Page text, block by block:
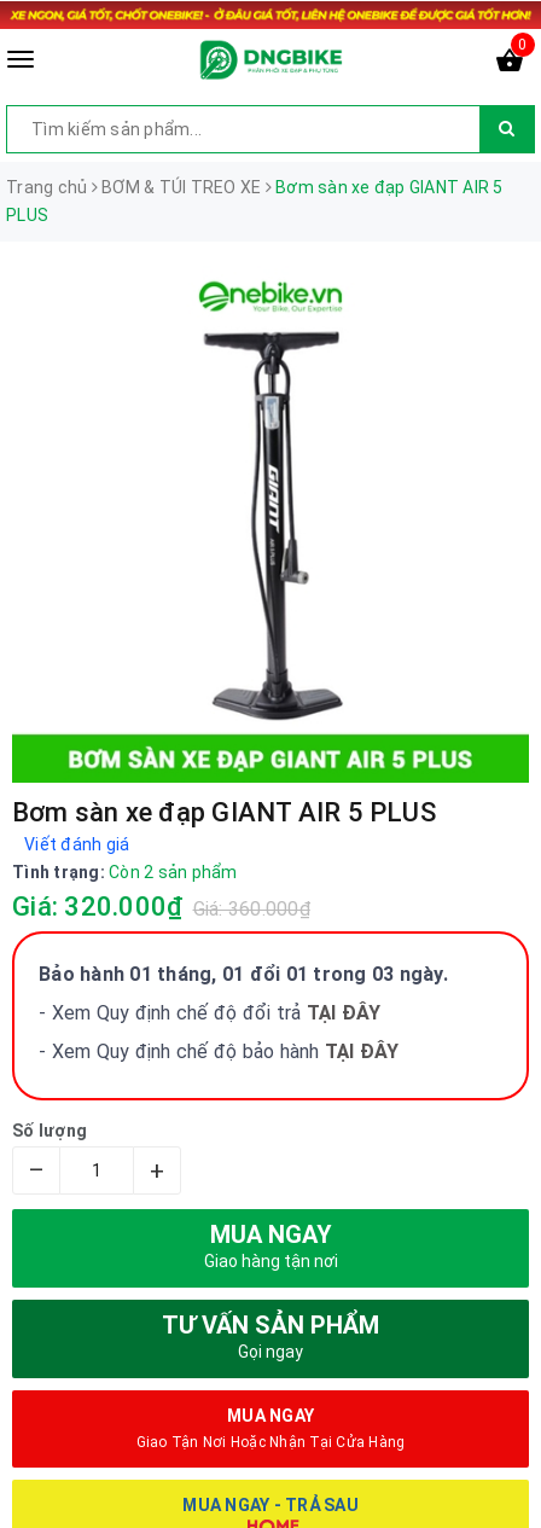
0
Trang chủ BƠM & TÚI TREO XE
Bơm sàn xe đạp GIANT AIR 5
PLUS
Bơm sàn xe đạp GIANT AIR 5 PLUS
Viết đánh giá
Tình trạng: Còn 2 sản phẩm
Giá: 320.000₫ Giá: 360.000₫
Bảo hành 01 tháng, 01 đổi 01 trong 03 ngày.
- Xem Quy định chế độ đổi trả TẠI ĐÂY
- Xem Quy định chế độ bảo hành TẠI ĐÂY
Số lượng
– +
MUA NGAY
Giao hàng tận nơi
TƯ VẤN SẢN PHẨM
Gọi ngay
MUA NGAY
Giao Tận Nơi Hoặc Nhận Tại Cửa Hàng
MUA NGAY - TRẢ SAU